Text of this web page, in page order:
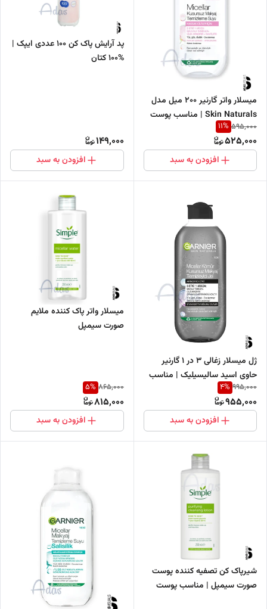
میسلار واتر گارنیر 200 میل مدل
Skin Naturals | مناسب پوست
های حساس
595,000
11%
525,000
افزودن به سبد
پد آرایش پاک کن 100 عددی ایپک |
%100 کتان
149,000
افزودن به سبد
ژل میسلار زغالی 3 در 1 گارنیر
حاوی اسید سالیسیلیک | مناسب
پوست های مستعد جوش
سرسیاه
995,000
4%
955,000
افزودن به سبد
میسلار واتر پاک کننده ملایم
صورت سیمپل
865,000
5%
815,000
افزودن به سبد
شیرپاک کن تصفیه کننده پوست
صورت سیمپل | مناسب پوست